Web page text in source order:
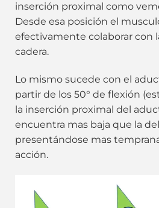
inserción proximal como
Desde esa posición el
efectivamente colaborar con
cadera.
Lo mismo sucede con el
partir de los 50° de flexión
la inserción proximal del
encuentra mas baja que la
presentándose mas
acción.